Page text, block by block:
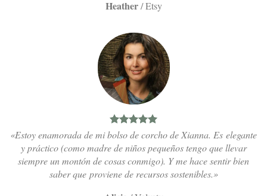
Heather /Etsy
«Estoy enamorada de mi bolso de corcho de Xianna. Es elegante
y práctico (como madre de niños pequeños tengo que llevar
siempre un montón de cosas conmigo). Y me hace sentir bien
saber que proviene de recursos sostenibles.»